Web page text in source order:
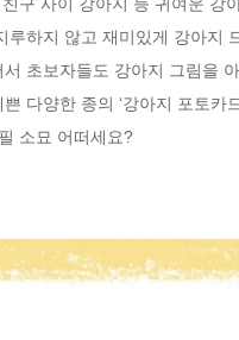
루하지 않고 재미있게 강아지
초보자들도 강아지 그림을
다양한 종의 ‘강아지 포토카
소묘 어떠세요?